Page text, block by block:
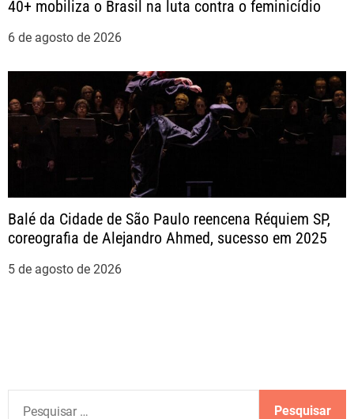
40+ mobiliza o Brasil na luta contra o feminicídio
6 de agosto de 2026
Balé da Cidade de São Paulo reencena Réquiem SP,
coreografia de Alejandro Ahmed, sucesso em 2025
5 de agosto de 2026